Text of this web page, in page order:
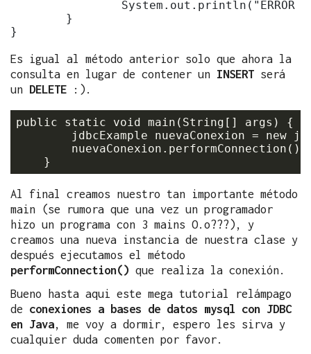
        }
Es igual al método anterior solo que ahora la
consulta en lugar de contener un INSERT será
un DELETE :).
public static void main(String[] args) {
        nuevaConexion.performConnection();
Al final creamos nuestro tan importante método
main (se rumora que una vez un programador
hizo un programa con 3 mains O.o???), y
creamos una nueva instancia de nuestra clase y
después ejecutamos el método
performConnection() que realiza la conexión.
Bueno hasta aqui este mega tutorial relámpago
de conexiones a bases de datos mysql con JDBC
en Java, me voy a dormir, espero les sirva y
cualquier duda comenten por favor.